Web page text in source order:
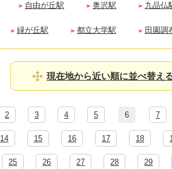
自由が丘駅 奥沢駅 九品仏
緑が丘駅 都立大学駅 田園調
現在地から近い順に並べ替え
2 3 4 5 6 7
14 15 16 17 18
25 26 27 28 29